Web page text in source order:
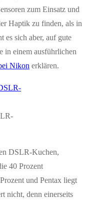
zum Einsatz und
Haptik zu finden, als in
es sich aber, auf gute
in einem ausführlichen
Nikon erklären.
DSLR-Kuchen,
40 Prozent
und Pentax liegt
nicht, denn einerseits